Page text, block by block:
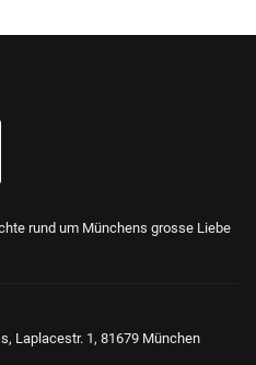
rund um Münchens grosse Liebe
Laplacestr. 1, 81679 München